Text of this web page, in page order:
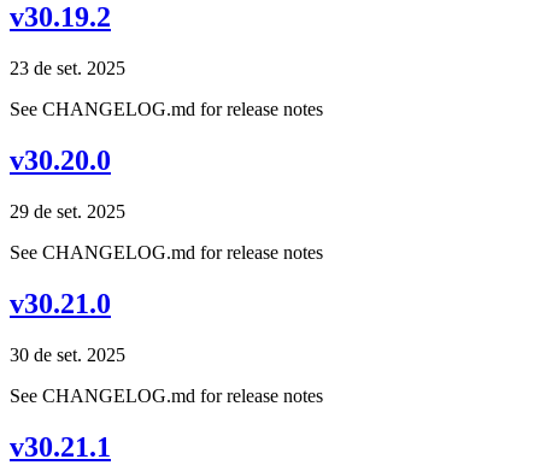
v30.19.2
23 de set. 2025
See CHANGELOG.md for release notes
v30.20.0
29 de set. 2025
See CHANGELOG.md for release notes
v30.21.0
30 de set. 2025
See CHANGELOG.md for release notes
v30.21.1